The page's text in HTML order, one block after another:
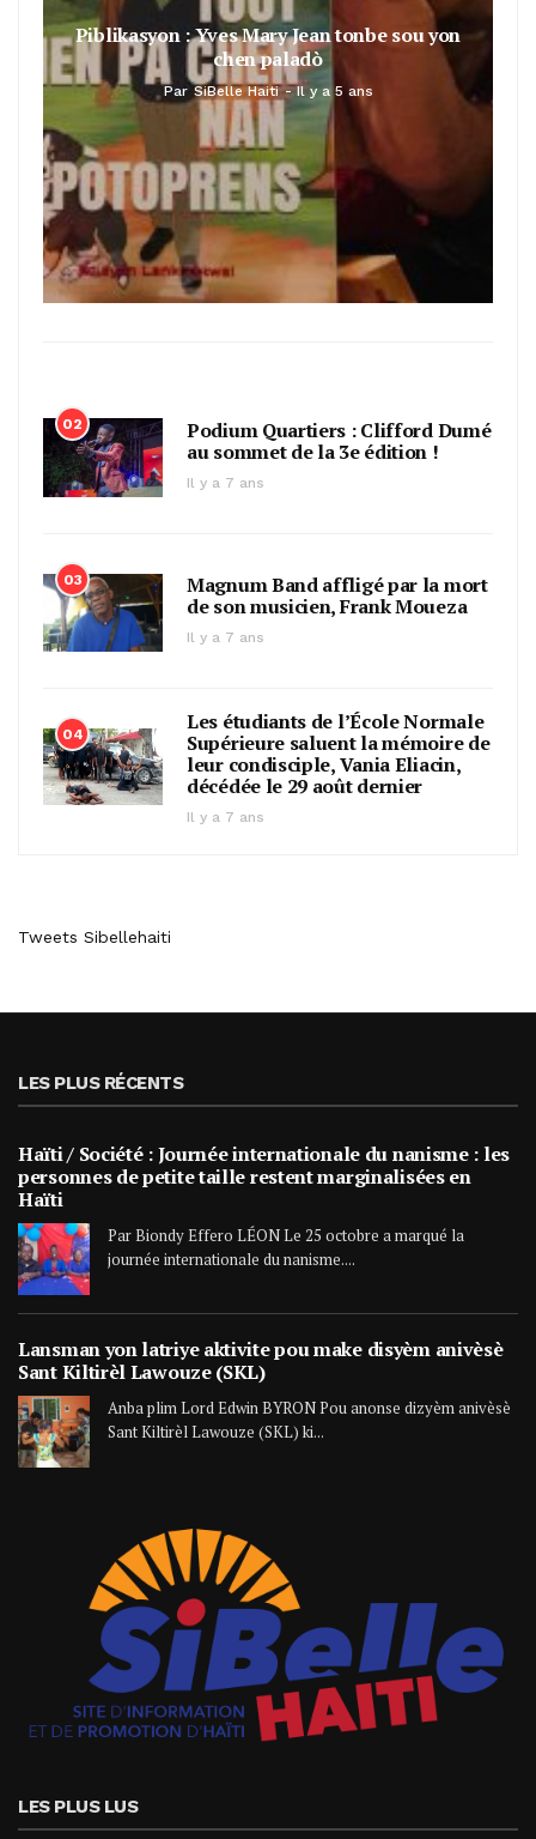
Piblikasyon : Yves Mary Jean tonbe sou yon
chen paladò
Par SiBelle Haiti Il y a 5 ans
02
Podium Quartiers : Clifford Dumé
au sommet de la 3e édition !
Il y a 7 ans
03
Magnum Band affligé par la mort
de son musicien, Frank Moueza
Il y a 7 ans
04
Les étudiants de l’École Normale
Supérieure saluent la mémoire de
leur condisciple, Vania Eliacin,
décédée le 29 août dernier
Il y a 7 ans
Tweets Sibellehaiti
LES PLUS RÉCENTS
Haïti / Société : Journée internationale du nanisme : les
personnes de petite taille restent marginalisées en
Haïti
Par Biondy Effero LÉON Le 25 octobre a marqué la
journée internationale du nanisme....
Lansman yon latriye aktivite pou make disyèm anivèsè
Sant Kiltirèl Lawouze (SKL)
Anba plim Lord Edwin BYRON Pou anonse dizyèm anivèsè
Sant Kiltirèl Lawouze (SKL) ki...
LES PLUS LUS